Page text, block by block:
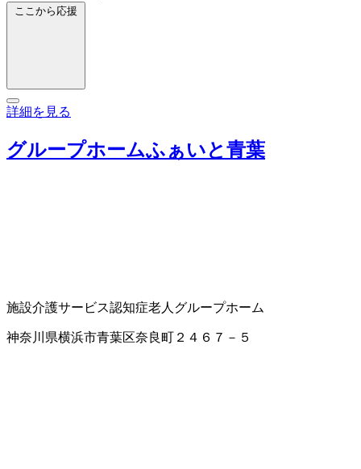
ここから応援
詳細を見る
グループホームふぁいと青葉
施設介護サービス認知症老人グループホーム
神奈川県横浜市青葉区奈良町２４６７－５